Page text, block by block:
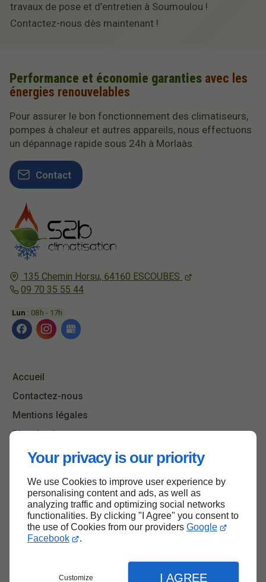
Your privacy is our priority
We use Cookies to improve user experience by
personalising content and ads, as well as
analyzing traffic and optimizing social networks
functionalities. By clicking "I Agree" you consent to
the use of Cookies from our providers Google
Facebook
.
Customize I AGREE
travaux de pose et d’entretien à Soumoulou !
Contactez-nous dès maintenant !
135 Chemin Horsu, 64160 ESCOUBES
09 70 35 55 44
Lun : 08h - 17h
Accueil
Contactez-nous
Mentions légales
Plan du site
Performance et économie garanties avec les
énergies renouvelables
Pour assurer le bon fonctionnement des climatiseurs,
pompes à chaleur et autres appareils, nous effectuons
un dépannage rapide sous 24h à Morlaàs.
Contact
Haut de page